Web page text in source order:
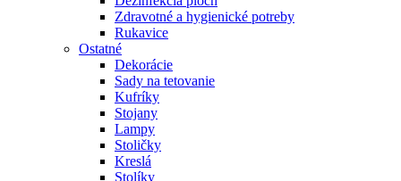
Zdravotné a hygienické potreby
Rukavice
Ostatné
Dekorácie
Sady na tetovanie
Kufríky
Stojany
Lampy
Stoličky
Kreslá
Stolíky